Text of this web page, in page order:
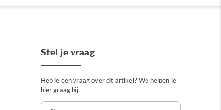
Stel je vraag
Heb je een vraag over dit artikel? We helpen je
hier graag bij.